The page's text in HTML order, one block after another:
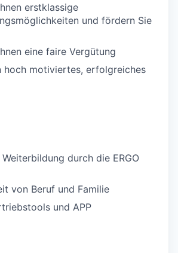
erstklassige
und fördern Sie
eine faire Vergütung
hoch motiviertes, erfolgreiches
durch die ERGO
von Beruf und Familie
und APP